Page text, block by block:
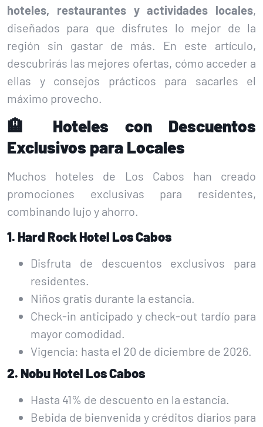
hoteles, restaurantes y actividades locales,
diseñados para que disfrutes lo mejor de la
región sin gastar de más. En este artículo,
descubrirás las mejores ofertas, cómo acceder a
ellas y consejos prácticos para sacarles el
máximo provecho.
🏨 Hoteles con Descuentos
Exclusivos para Locales
Muchos hoteles de Los Cabos han creado
promociones exclusivas para residentes,
combinando lujo y ahorro.
1. Hard Rock Hotel Los Cabos
Disfruta de descuentos exclusivos para
residentes.
Niños gratis durante la estancia.
Check-in anticipado y check-out tardío para
mayor comodidad.
Vigencia: hasta el 20 de diciembre de 2026.
2. Nobu Hotel Los Cabos
Hasta 41% de descuento en la estancia.
Bebida de bienvenida y créditos diarios para